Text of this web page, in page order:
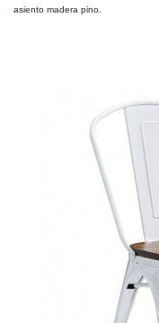
asiento madera pino.